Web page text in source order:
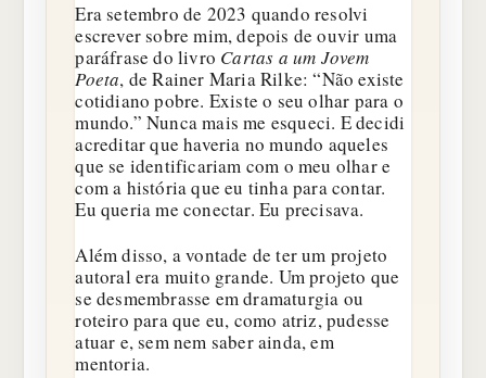
Era setembro de 2023 quando resolvi
escrever sobre mim, depois de ouvir uma
paráfrase do livro Cartas a um Jovem
Poeta, de Rainer Maria Rilke: “Não existe
cotidiano pobre. Existe o seu olhar para o
mundo.” Nunca mais me esqueci. E decidi
acreditar que haveria no mundo aqueles
que se identificariam com o meu olhar e
com a história que eu tinha para contar.
Eu queria me conectar. Eu precisava.
Além disso, a vontade de ter um projeto
autoral era muito grande. Um projeto que
se desmembrasse em dramaturgia ou
roteiro para que eu, como atriz, pudesse
atuar e, sem nem saber ainda, em
mentoria.